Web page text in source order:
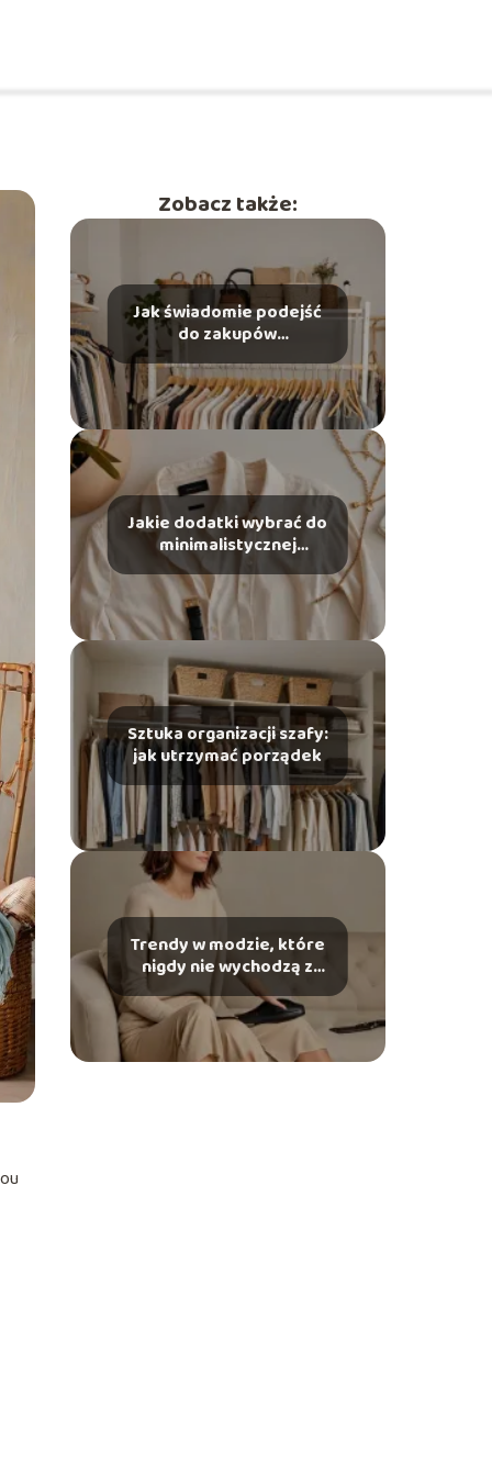
Zobacz także:
Jak świadomie podejść
do zakupów
odzieżowych
Jakie dodatki wybrać do
minimalistycznej
garderoby
Sztuka organizacji szafy:
jak utrzymać porządek
Trendy w modzie, które
nigdy nie wychodzą z
mody